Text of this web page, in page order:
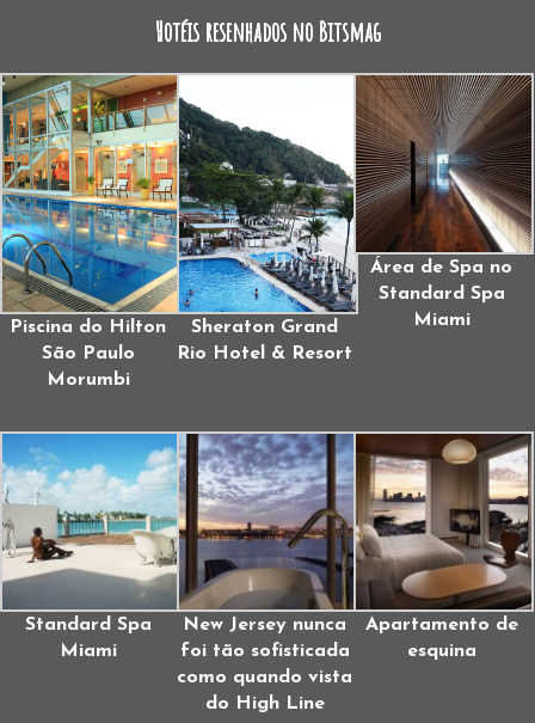
Hotéis resenhados no Bitsmag
Piscina do Hilton
São Paulo
Morumbi
Sheraton Grand
Rio Hotel & Resort
Área de Spa no
Standard Spa
Miami
Standard Spa
Miami
New Jersey nunca
foi tão sofisticada
como quando vista
do High Line
Apartamento de
esquina